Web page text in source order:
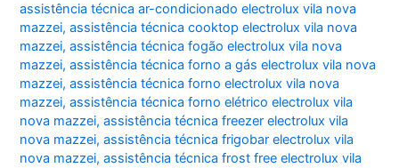
assistência técnica ar-condicionado electrolux vila nova
mazzei,assistência técnica cooktop electrolux vila nova
mazzei,assistência técnica fogão electrolux vila nova
mazzei,assistência técnica forno a gás electrolux vila nova
mazzei,assistência técnica forno electrolux vila nova
mazzei,assistência técnica forno elétrico electrolux vila
nova mazzei,assistência técnica freezer electrolux vila
nova mazzei,assistência técnica frigobar electrolux vila
nova mazzei,assistência técnica frost free electrolux vila